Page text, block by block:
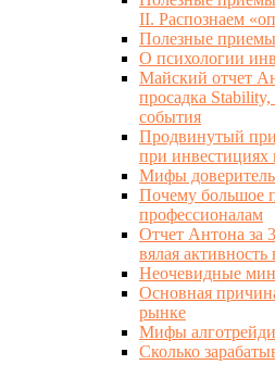
II. Распознаем
Полезные
О психологии
Майский отчет
просадка
события
Продвинутый
при
Мифы
Почему большое
профессионалам
Отчет Антона за
вялая активность
Неочевидные
Основная
рынке
Мифы
Сколько